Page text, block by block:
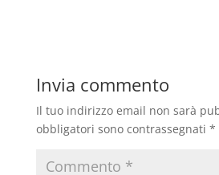
Invia commento
Il tuo indirizzo email non sarà
obbligatori sono contrassegnati *